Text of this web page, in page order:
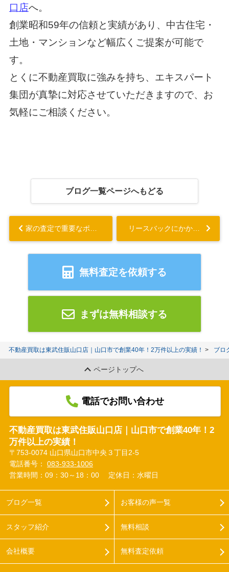
口店へ。
創業昭和59年の信頼と実績があり、中古住宅・
土地・マンションなど幅広くご提案が可能で
す。
とくに不動産買取に強みを持ち、エキスパート
集団が真摯に対応させていただきますので、お
気軽にご相談ください。
ブログ一覧ページへもどる
無料査定を依頼する
まずは無料相談する
不動産買取は東武住販山口店｜山口市で創業40年！2万件以上の実績！ ブロ
ページトップへ
電話でお問い合わせ
不動産買取は東武住販山口店｜山口市で創業40年！2
万件以上の実績！
〒753-0074 山口県山口市中央３丁目2-5
電話番号： 083-933-1006
営業時間：09：30～18：00
定休日：水曜日
ブログ一覧
スタッフ紹介
会社概要
お客様の声一覧
無料相談
無料査定依頼